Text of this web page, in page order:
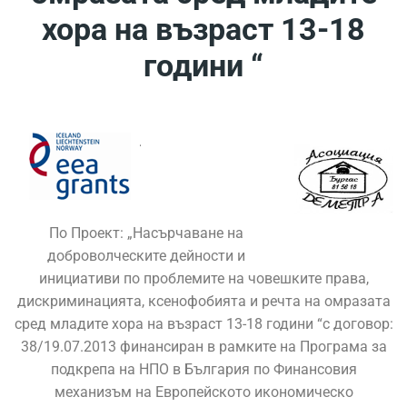
хора на възраст 13-18
години “
По Проект: „Насърчаване на
доброволческите дейности и
инициативи по проблемите на човешките права,
дискриминацията, ксенофобията и речта на омразата
сред младите хора на възраст 13-18 години “с договор:
38/19.07.2013 финансиран в рамките на Програма за
подкрепа на НПО в България по Финансовия
механизъм на Европейското икономическо